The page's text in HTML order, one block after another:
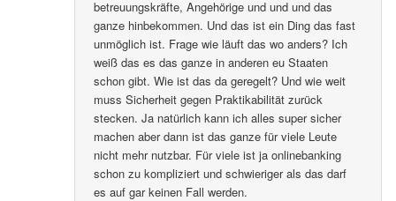
betreuungskräfte, Angehörige und und und das
ganze hinbekommen. Und das ist ein Ding das fast
unmöglich ist. Frage wie läuft das wo anders? Ich
weiß das es das ganze in anderen eu Staaten
schon gibt. Wie ist das da geregelt? Und wie weit
muss Sicherheit gegen Praktikabilität zurück
stecken. Ja natürlich kann ich alles super sicher
machen aber dann ist das ganze für viele Leute
nicht mehr nutzbar. Für viele ist ja onlinebanking
schon zu kompliziert und schwieriger als das darf
es auf gar keinen Fall werden.